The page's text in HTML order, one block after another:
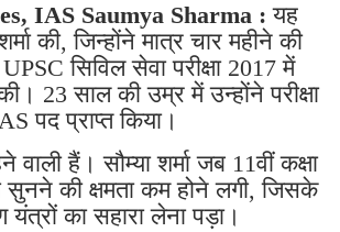
IAS Saumya Sharma : यह
की, जिन्होंने मात्र चार महीने की
सिविल सेवा परीक्षा 2017 में
​​23 साल की उम्र में उन्होंने परीक्षा
पद प्राप्त किया।
वाली हैं। सौम्या शर्मा जब 11वीं कक्षा
की क्षमता कम होने लगी, जिसके
का सहारा लेना पड़ा।